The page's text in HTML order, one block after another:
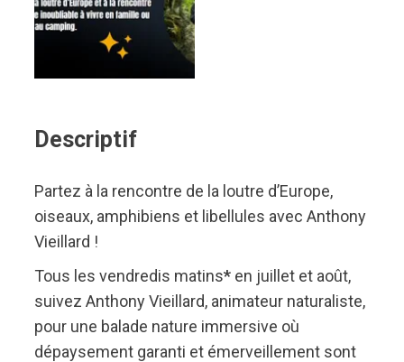
Descriptif
Partez à la rencontre de la loutre d’Europe,
oiseaux, amphibiens et libellules avec Anthony
Vieillard !
Tous les vendredis matins* en juillet et août,
suivez Anthony Vieillard, animateur naturaliste,
pour une balade nature immersive où
dépaysement garanti et émerveillement sont